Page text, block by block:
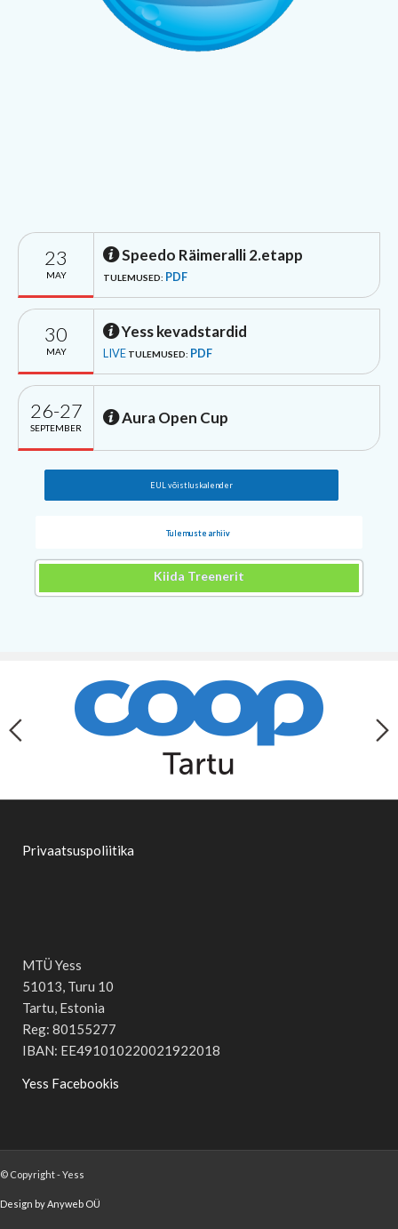
23
MAY
Speedo Räimeralli 2.etapp
TULEMUSED: PDF
30
MAY
Yess kevadstardid
LIVE TULEMUSED: PDF
26-27
SEPTEMBER
Aura Open Cup
EUL võistluskalender
Tulemuste arhiiv
Kiida Treenerit
Privaatsuspoliitika
MTÜ Yess
51013, Turu 10
Tartu, Estonia
Reg: 80155277
IBAN: EE491010220021922018
Yess Facebookis
© Copyright - Yess
Design by Anyweb OÜ